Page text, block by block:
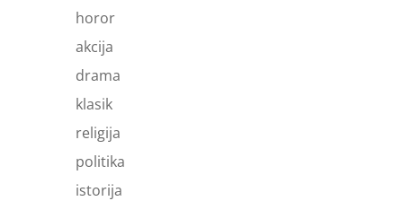
horor
akcija
drama
klasik
religija
politika
istorija